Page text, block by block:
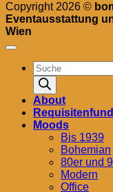
Copyright 2026 ©
Eventausstattung
Wien
Products
search
About
Moods
Bis 1939
Bohemian
80er und
Modern
Office